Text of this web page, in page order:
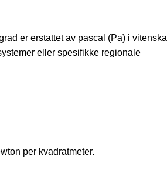
er erstattet av pascal (Pa) i
eller spesifikke regionale
per kvadratmeter.